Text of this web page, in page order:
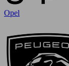
Opel